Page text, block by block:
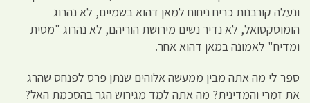
ונעלה קורבנות כריח ניחוח למאן דהוא בשמיים, לא נהרוג
הומוסקסואל, לא נדיר נשים מירושת הוריהם, לא נהרוג "מסית
ומדיח" לאמונה במאן דהוא אחר.
ספר לי מה אתה מבין ממעשה אלוהים שנתן פרס לפנחס שהרג
את זמרי והמדינית? מה אתה למד מגירוש הגר בהסכמת האל?